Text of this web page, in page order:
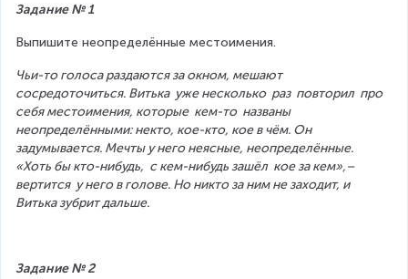
Задание № 1
Выпишите неопределённые местоимения.
Чьи-то голоса раздаются за окном, мешают
сосредоточиться. Витька  уже несколько  раз  повторил  про
себя местоимения, которые  кем-то  названы
неопределёнными: некто, кое-кто, кое в чём. Он
задумывается. Мечты у него неясные, неопределённые.
«Хоть бы кто-нибудь,  с кем-нибудь зашёл  кое за кем»,–
вертится  у него в голове. Но никто за ним не заходит, и
Витька зубрит дальше.
Задание № 2